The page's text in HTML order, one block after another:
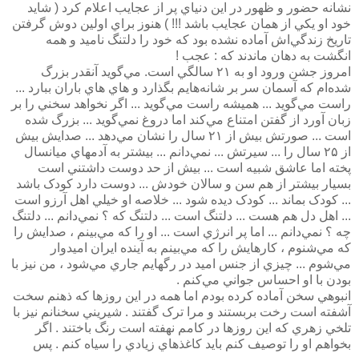
نشانه حضور و ظهور در اين دنياي پر از عجايب اعلام کرد ( شايد
خود او يکي از همان عجايب باشد !!! ) هنوز براي اولين دوش گرفتن
تاريخ زندگي‌اش آماده نشده بود که خود را دلتنگ ناميد و همه
انگشت به دهان ماندند که : عجب !
امروز جشن ورود او به ۲۱ سالگي است. مي‌گويد آنقدر بزرگ
شده‌ام که آسمان سر بر شانه‌هايم بگذارد و هاي هاي باران ببارد ...
راست مي‌گويد ... هميشه راست مي‌گويد ... اگر نخواهد سخني را بر
زبان آورد از گفتن امتناع مي‌کند اما دروغ نمي‌گويد ... بزرگ شده
است ... صورتش بيش از ۲۱ سال را نشان مي‌دهد ... صدايش بيش
از ۲۵ سال را ... سيرتش ... نمي‌دانم ... بيشتر به آدمهاي ميانسال
پخته اما عاشق شبيه است ... بيش از حد دوست داشتني است
بسيار بيشتر از هم سن و سالان خودش ... دوست دارد کودک باشد
... کودک بماند ... کودک ديده شود ... خلاصه او خيلي اهل آرزو است
... اهل دل هم هست ... دلتنگ است ... دلتنگ که ؟ نمي‌دانم ... دلتنگ
چه ؟ نمي‌دانم ... اما پر انرژي است ... او را که مي‌بينم ، صدايش را
که مي‌شنوم ، کارهايش را که مي‌بينم به آينده ايران اميدوار
مي‌شوم ... چيزي از جنس اميد در رگهايم جاري مي‌شود ، من نيز با
بودن با او احساس جواني مي‌کنم .
انبوهي سخن آماده کرده بودم اما همه در اين روزها که ذهنم سخت
آشفته است رخت بربستند و مرا ترک گفتند . شيريني سخنانم نيز با
تلخي زهري که اين روزها در کامم نهفته است رنگ باختند . اگر
بخواهم او را توصيف کنم بايد کاغذهاي زيادي را سياه کنم . پس